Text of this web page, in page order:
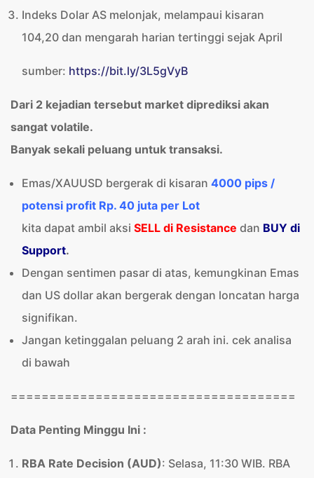
Indeks Dolar AS melonjak, melampaui kisaran
104,20 dan mengarah harian tertinggi sejak April
sumber: https://bit.ly/3L5gVyB
Dari 2 kejadian tersebut market diprediksi akan
sangat volatile.
Banyak sekali peluang untuk transaksi.
Emas/XAUUSD bergerak di kisaran 4000 pips /
potensi profit Rp. 40 juta per Lot
kita dapat ambil aksi SELL di Resistance dan BUY di
Support.
Dengan sentimen pasar di atas, kemungkinan Emas
dan US dollar akan bergerak dengan loncatan harga
signifikan.
Jangan ketinggalan peluang 2 arah ini. cek analisa
di bawah
=====================================
Data Penting Minggu Ini :
RBA Rate Decision (AUD): Selasa, 11:30 WIB. RBA